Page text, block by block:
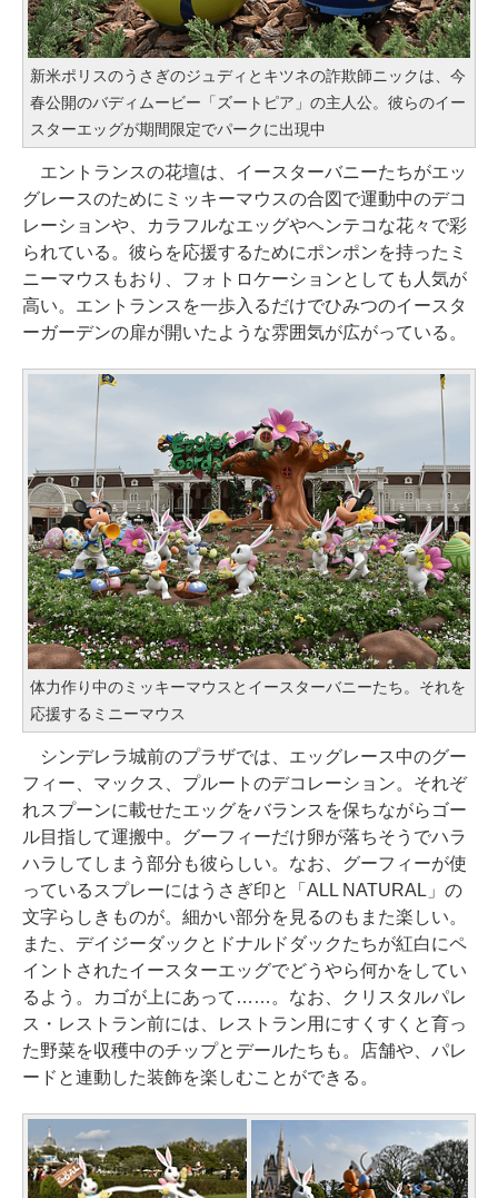
新米ポリスのうさぎのジュディとキツネの詐欺師ニックは、今
春公開のバディムービー「ズートピア」の主人公。彼らのイー
スターエッグが期間限定でパークに出現中
エントランスの花壇は、イースターバニーたちがエッ
グレースのためにミッキーマウスの合図で運動中のデコ
レーションや、カラフルなエッグやヘンテコな花々で彩
られている。彼らを応援するためにポンポンを持ったミ
ニーマウスもおり、フォトロケーションとしても人気が
高い。エントランスを一歩入るだけでひみつのイースタ
ーガーデンの扉が開いたような雰囲気が広がっている。
体力作り中のミッキーマウスとイースターバニーたち。それを
応援するミニーマウス
シンデレラ城前のプラザでは、エッグレース中のグー
フィー、マックス、プルートのデコレーション。それぞ
れスプーンに載せたエッグをバランスを保ちながらゴー
ル目指して運搬中。グーフィーだけ卵が落ちそうでハラ
ハラしてしまう部分も彼らしい。なお、グーフィーが使
っているスプレーにはうさぎ印と「ALL NATURAL」の
文字らしきものが。細かい部分を見るのもまた楽しい。
また、デイジーダックとドナルドダックたちが紅白にペ
イントされたイースターエッグでどうやら何かをしてい
るよう。カゴが上にあって……。なお、クリスタルパレ
ス・レストラン前には、レストラン用にすくすくと育っ
た野菜を収穫中のチップとデールたちも。店舗や、パレ
ードと連動した装飾を楽しむことができる。